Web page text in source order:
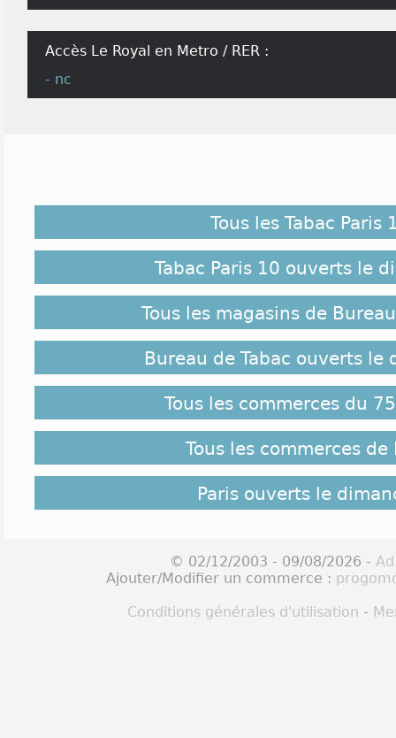
Accès Le Royal en Metro / RER :
- nc
Tous les Tabac Paris
Tabac Paris 10 ouverts le
Tous les magasins de
Bureau de Tabac ouverts le
Tous les commerces du
Tous les commerces de
Paris ouverts le
© 02/12/2003 - 09/08/2026 -
Ajouter/Modifier un commerce :
Conditions générales d'utilisation -